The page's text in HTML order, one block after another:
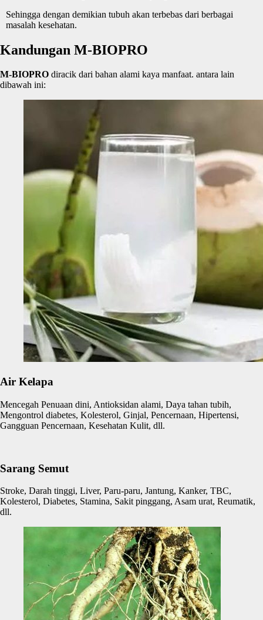
Sehingga dengan demikian tubuh akan terbebas dari berbagai
masalah kesehatan.
Kandungan M-BIOPRO
M-BIOPRO diracik dari bahan alami kaya manfaat. antara lain
dibawah ini:
Air Kelapa
Mencegah Penuaan dini, Antioksidan alami, Daya tahan tubih,
Mengontrol diabetes, Kolesterol, Ginjal, Pencernaan, Hipertensi,
Gangguan Pencernaan, Kesehatan Kulit, dll.
Sarang Semut
Stroke, Darah tinggi, Liver, Paru-paru, Jantung, Kanker, TBC,
Kolesterol, Diabetes, Stamina, Sakit pinggang, Asam urat, Reumatik,
dll.